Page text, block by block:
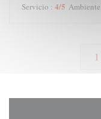
Servicio : 4/5 Ambiente
1